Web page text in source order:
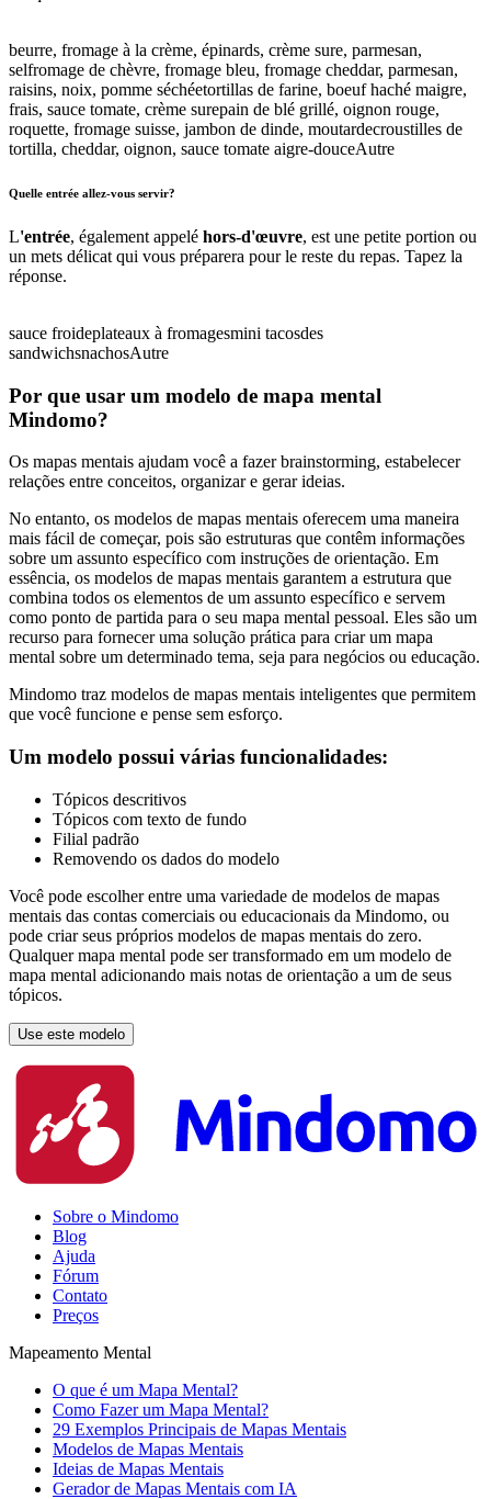
beurre, fromage à la crème, épinards, crème sure, parmesan,
selfromage de chèvre, fromage bleu, fromage cheddar, parmesan,
raisins, noix, pomme séchéetortillas de farine, boeuf haché maigre,
frais, sauce tomate, crème surepain de blé grillé, oignon rouge,
roquette, fromage suisse, jambon de dinde, moutardecroustilles de
tortilla, cheddar, oignon, sauce tomate aigre-douceAutre
Quelle entrée allez-vous servir?
L'entrée, également appelé hors-d'œuvre, est une petite portion ou
un mets délicat qui vous préparera pour le reste du repas. Tapez la
réponse.
sauce froideplateaux à fromagesmini tacosdes
sandwichsnachosAutre
Por que usar um modelo de mapa mental
Mindomo?
Os mapas mentais ajudam você a fazer brainstorming, estabelecer
relações entre conceitos, organizar e gerar ideias.
No entanto, os modelos de mapas mentais oferecem uma maneira
mais fácil de começar, pois são estruturas que contêm informações
sobre um assunto específico com instruções de orientação. Em
essência, os modelos de mapas mentais garantem a estrutura que
combina todos os elementos de um assunto específico e servem
como ponto de partida para o seu mapa mental pessoal. Eles são um
recurso para fornecer uma solução prática para criar um mapa
mental sobre um determinado tema, seja para negócios ou educação.
Mindomo traz modelos de mapas mentais inteligentes que permitem
que você funcione e pense sem esforço.
Um modelo possui várias funcionalidades:
Tópicos descritivos
Tópicos com texto de fundo
Filial padrão
Removendo os dados do modelo
Você pode escolher entre uma variedade de modelos de mapas
mentais das contas comerciais ou educacionais da Mindomo, ou
pode criar seus próprios modelos de mapas mentais do zero.
Qualquer mapa mental pode ser transformado em um modelo de
mapa mental adicionando mais notas de orientação a um de seus
tópicos.
Use este modelo
Sobre o Mindomo
Blog
Ajuda
Fórum
Contato
Preços
Mapeamento Mental
O que é um Mapa Mental?
Como Fazer um Mapa Mental?
29 Exemplos Principais de Mapas Mentais
Modelos de Mapas Mentais
Ideias de Mapas Mentais
Gerador de Mapas Mentais com IA